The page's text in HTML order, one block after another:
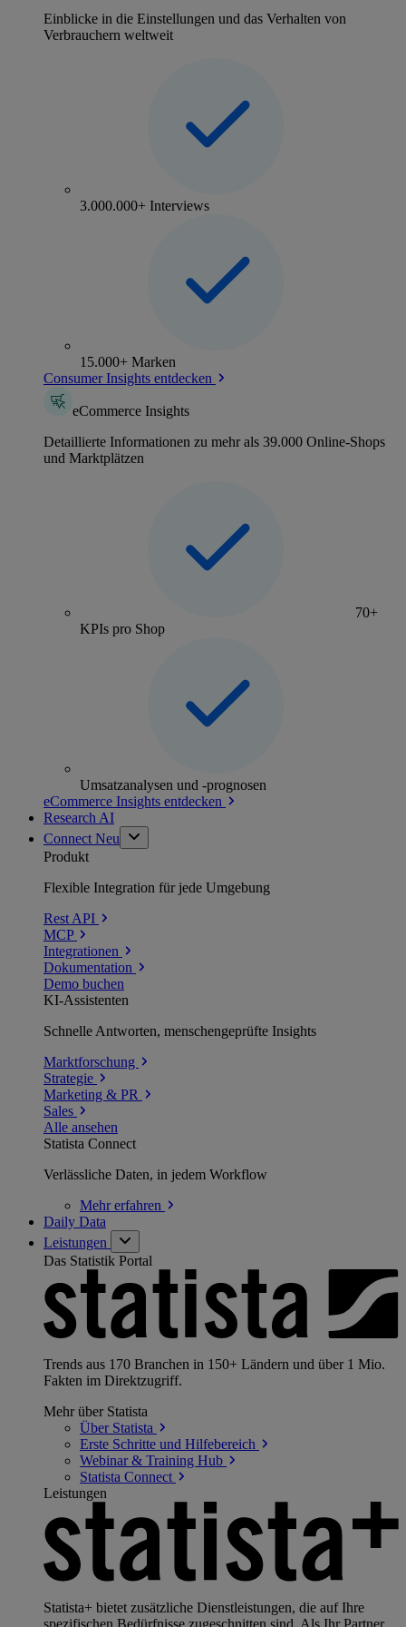
Einblicke in die Einstellungen und das Verhalten von
Verbrauchern weltweit
3.000.000+ Interviews
15.000+ Marken
Consumer Insights entdecken
eCommerce Insights
Detaillierte Informationen zu mehr als 39.000 Online-Shops
und Marktplätzen
70+
KPIs pro Shop
Umsatzanalysen und -prognosen
eCommerce Insights entdecken
Research AI
Connect Neu
Produkt
Flexible Integration für jede Umgebung
Rest API
MCP
Integrationen
Dokumentation
Demo buchen
KI-Assistenten
Schnelle Antworten, menschengeprüfte Insights
Marktforschung
Strategie
Marketing & PR
Sales
Alle ansehen
Statista Connect
Verlässliche Daten, in jedem Workflow
Mehrerfahren
Daily Data
Leistungen
Das Statistik Portal
Trends aus 170 Branchen in 150+ Ländern und über 1 Mio.
Fakten im Direktzugriff.
Mehr über Statista
Über Statista
Erste Schritte und Hilfebereich
Webinar & Training Hub
Statista Connect
Leistungen
Statista+ bietet zusätzliche Dienstleistungen, die auf Ihre
spezifischen Bedürfnisse zugeschnitten sind. Als Ihr Partner